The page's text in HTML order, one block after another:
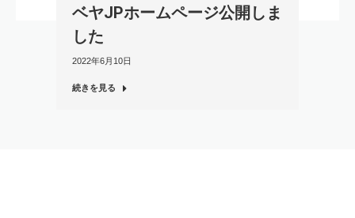
ベヤJPホームページ公開しま
した
2022年6月10日
続きを見る